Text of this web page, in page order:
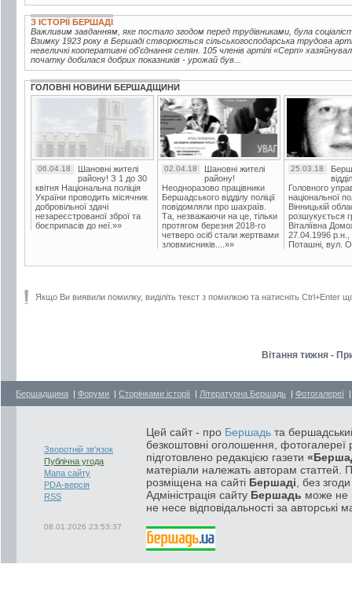
З ІСТОРІЇ БЕРШАДІ
Важливим завданням, яке постало згодом перед трудівниками, була
Взимку 1923 року в Бершаді створюється сільськогосподарська трудова
невеличкі кооперативні об'єднання селян. 105 членів артілі «Серп»
початку добилася добрих показників - урожай був...
ГОЛОВНІ НОВИНИ БЕРШАДЩИНИ
06.04.18
Шановні жителі
району! З 1 до 30
квітня Національна поліція
України проводить місячник
добровільної здачі
незареєстрованої зброї та
боєприпасів до неї.»»
02.04.18
Шановні жителі
району!
Неодноразово працівники
Бершадського відділу поліції
повідомляли про шахраїв.
Та, незважаючи на це, тільки
протягом березня 2018-го
четверо осіб стали жертвами
зловмисників....»»
25.03.18
Головного
національної
Вінницькій
розшукується
Віталіївна
27.04.1996 р.н.,
Поташні, вул.
Якщо Ви виявили помилку, виділіть текст з помилкою та натисніть Ctrl+Enter
Вітання тижня -
Бершадщина | Форуми | Сторінками історії | Літературна Бершадь | Фотогалереї
Зворотній зв'язок
Публічна угода
Мапа сайту
PDA-версія
RSS
08.01.2026 23:53:37
Цей сайт - про Бершадь та
безкоштовні оголошення, фотогалереї
підготовлено редакцією газети
матеріали належать авторам статтей.
розміщена на сайті Бершаді , без
Адміністрація сайту Бершадь може не
не несе відповідальності за авторські